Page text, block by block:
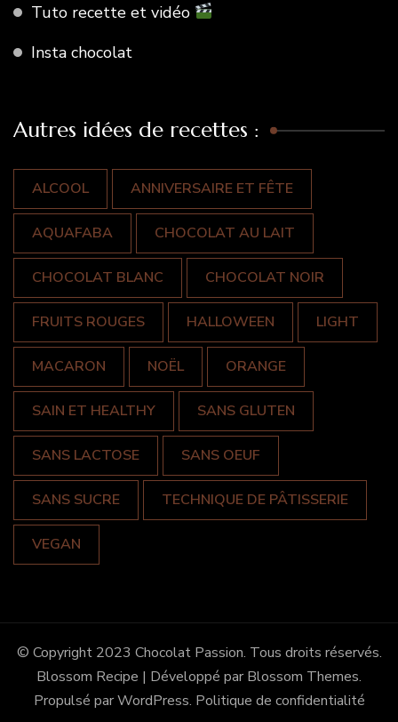
Tuto recette et vidéo
Insta chocolat
Autres idées de recettes :
ALCOOL ANNIVERSAIRE ET FÊTE
AQUAFABA CHOCOLAT AU LAIT
CHOCOLAT BLANC CHOCOLAT NOIR
FRUITS ROUGES HALLOWEEN LIGHT
MACARON NOËL ORANGE
SAIN ET HEALTHY SANS GLUTEN
SANS LACTOSE SANS OEUF
SANS SUCRE TECHNIQUE DE PÂTISSERIE
VEGAN
© Copyright 2023 Chocolat Passion. Tous droits réservés.
Blossom Recipe | Développé par Blossom Themes.
Propulsé parWordPress. Politique de confidentialité